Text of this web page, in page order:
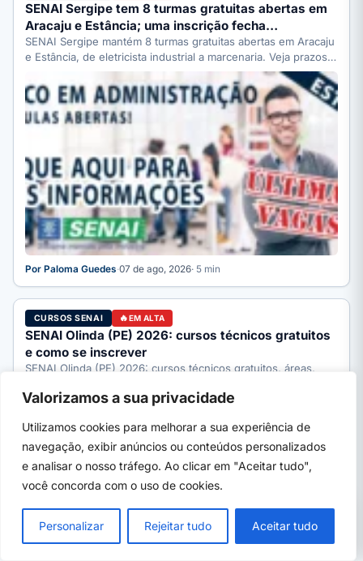
Valorizamos a sua privacidade
Utilizamos cookies para melhorar a sua experiência de
navegação, exibir anúncios ou conteúdos personalizados
e analisar o nosso tráfego. Ao clicar em "Aceitar tudo",
você concorda com o uso de cookies.
Personalizar Rejeitar tudo Aceitar tudo
SENAI Sergipe tem 8 turmas gratuitas abertas em
Aracaju e Estância; uma inscrição fecha…
SENAI Sergipe mantém 8 turmas gratuitas abertas em Aracaju
e Estância, de eletricista industrial a marcenaria. Veja prazos:
Por Paloma Guedes·07 de ago, 2026· 5 min
CURSOS SENAI EM ALTA
SENAI Olinda (PE) 2026: cursos técnicos gratuitos
e como se inscrever
SENAI Olinda (PE) 2026: cursos técnicos gratuitos, áreas,
completo.
MPF abre estágio 2026 em 19 estados: bolsa